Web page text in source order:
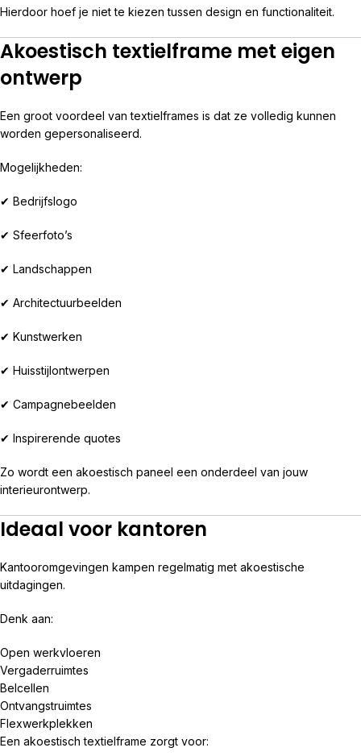
Hierdoor hoef je niet te kiezen tussen design en functionaliteit.
Akoestisch textielframe met eigen
ontwerp
Een groot voordeel van textielframes is dat ze volledig kunnen
worden gepersonaliseerd.
Mogelijkheden:
✔ Bedrijfslogo
✔ Sfeerfoto’s
✔ Landschappen
✔ Architectuurbeelden
✔ Kunstwerken
✔ Huisstijlontwerpen
✔ Campagnebeelden
✔ Inspirerende quotes
Zo wordt een akoestisch paneel een onderdeel van jouw
interieurontwerp.
Ideaal voor kantoren
Kantooromgevingen kampen regelmatig met akoestische
uitdagingen.
Denk aan:
Open werkvloeren
Vergaderruimtes
Belcellen
Ontvangstruimtes
Flexwerkplekken
Een akoestisch textielframe zorgt voor: